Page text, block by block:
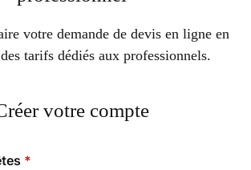
votre demande de devis en ligne en
tarifs dédiés aux professionnels.
votre compte
*